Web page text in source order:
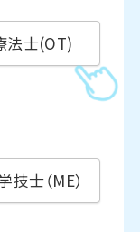
法士(OT)
技士（ME）